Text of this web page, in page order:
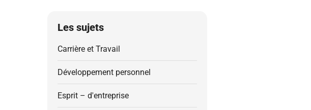
Les sujets
Carrière et Travail
Développement personnel
Esprit – d'entreprise